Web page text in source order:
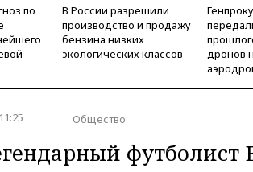
по
В России разрешили
производство и продажу
бензина низких
экологических классов
дронов
Общество
футболист